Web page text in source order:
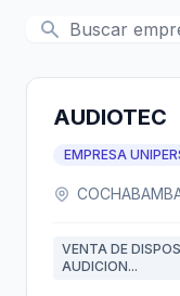
AUDIOTEC
EMPRESA
VENTA DE
AUDICION...